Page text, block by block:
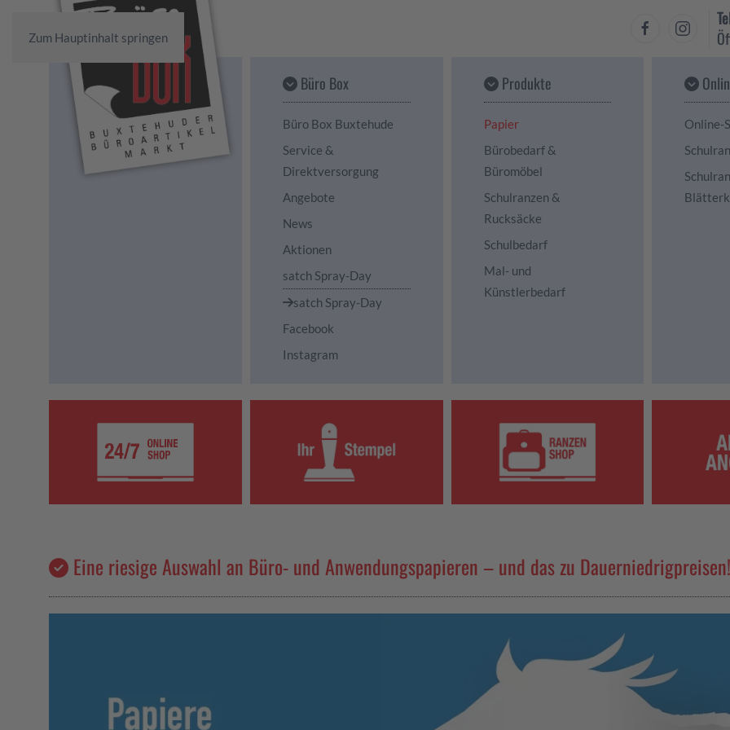
Zum Hauptinhalt springen
Büro Box
Büro Box Buxtehude
Service &
Direktversorgung
Angebote
News
Aktionen
satch Spray-Day
satch Spray-Day
Facebook
Instagram
Produkte
Papier
Bürobedarf &
Büromöbel
Schulranzen &
Rucksäcke
Schulbedarf
Mal- und
Künstlerbedarf
Online-
Eine riesige Auswahl an Büro- und Anwendungspapieren – und das zu Dauerniedrigpreisen!